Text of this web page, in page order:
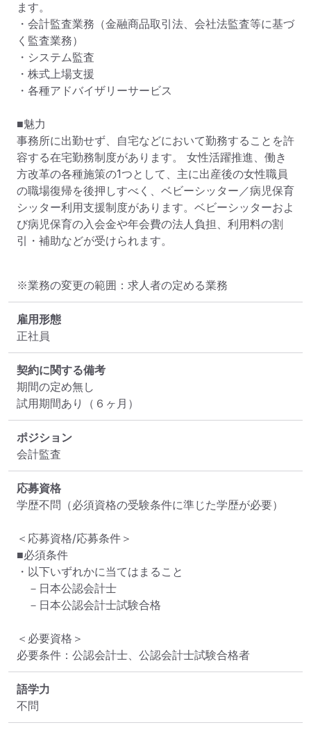
ます。
・会計監査業務（金融商品取引法、会社法監査等に基づ
く監査業務）
・システム監査
・株式上場支援
・各種アドバイザリーサービス
■魅力
事務所に出勤せず、自宅などにおいて勤務することを許
容する在宅勤務制度があります。 女性活躍推進、働き
方改革の各種施策の1つとして、主に出産後の女性職員
の職場復帰を後押しすべく、ベビーシッター／病児保育
シッター利用支援制度があります。ベビーシッターおよ
び病児保育の入会金や年会費の法人負担、利用料の割
引・補助などが受けられます。
※業務の変更の範囲：求人者の定める業務
雇用形態
正社員
契約に関する備考
期間の定め無し
試用期間あり（６ヶ月）
ポジション
会計監査
応募資格
学歴不問（必須資格の受験条件に準じた学歴が必要）
＜応募資格/応募条件＞
■必須条件
・以下いずれかに当てはまること
－日本公認会計士
－日本公認会計士試験合格
＜必要資格＞
必要条件：公認会計士、公認会計士試験合格者
語学力
不問